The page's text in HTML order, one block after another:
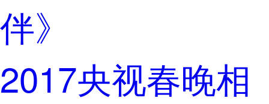
伴》
2017央视春晚相